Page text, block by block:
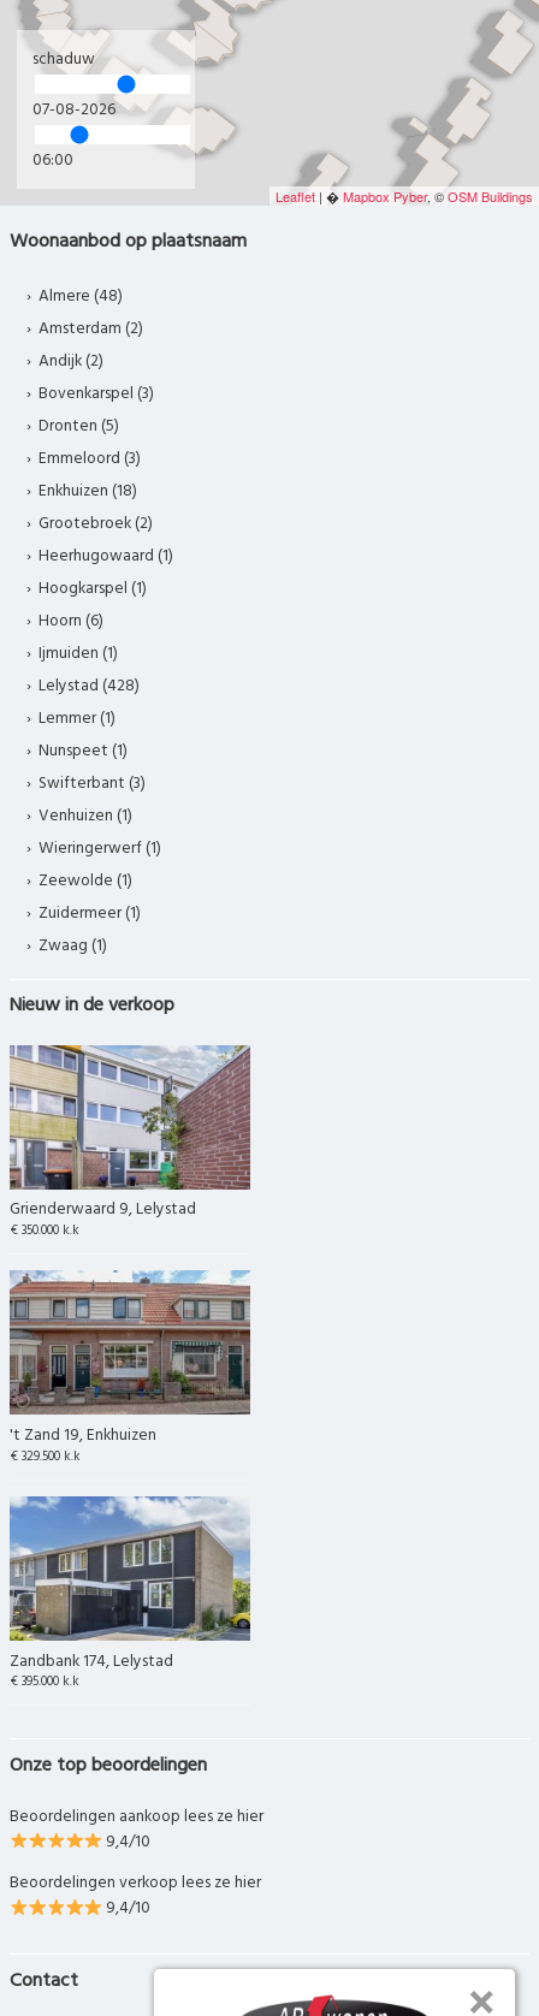
Leaflet | �Mapbox Pyber, ©OSM Buildings
schaduw
07-08-2026
06:00
Woonaanbod op plaatsnaam
Almere (48)
Amsterdam (2)
Andijk (2)
Bovenkarspel (3)
Dronten (5)
Emmeloord (3)
Enkhuizen (18)
Grootebroek (2)
Heerhugowaard (1)
Hoogkarspel (1)
Hoorn (6)
Ijmuiden (1)
Lelystad (428)
Lemmer (1)
Nunspeet (1)
Swifterbant (3)
Venhuizen (1)
Wieringerwerf (1)
Zeewolde (1)
Zuidermeer (1)
Zwaag (1)
Nieuw in de verkoop
Grienderwaard 9, Lelystad
€ 350.000 k.k
't Zand 19, Enkhuizen
€ 329.500 k.k
Zandbank 174, Lelystad
€ 395.000 k.k
Onze top beoordelingen
Beoordelingen aankoop lees ze hier
9,4/10
Beoordelingen verkoop lees ze hier
9,4/10
Contact